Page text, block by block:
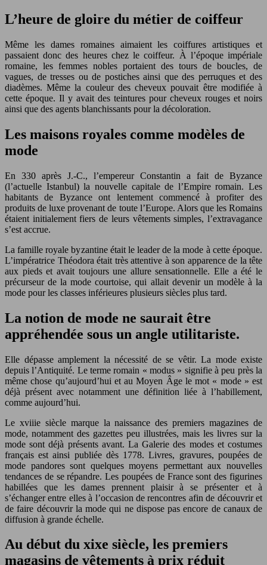
L’heure de gloire du métier de coiffeur
Même les dames romaines aimaient les coiffures artistiques et
passaient donc des heures chez le coiffeur. À l’époque impériale
romaine, les femmes nobles portaient des tours de boucles, de
vagues, de tresses ou de postiches ainsi que des perruques et des
diadèmes. Même la couleur des cheveux pouvait être modifiée à
cette époque. Il y avait des teintures pour cheveux rouges et noirs
ainsi que des agents blanchissants pour la décoloration.
Les maisons royales comme modèles de
mode
En 330 après J.-C., l’empereur Constantin a fait de Byzance
(l’actuelle Istanbul) la nouvelle capitale de l’Empire romain. Les
habitants de Byzance ont lentement commencé à profiter des
produits de luxe provenant de toute l’Europe. Alors que les Romains
étaient initialement fiers de leurs vêtements simples, l’extravagance
s’est accrue.
La famille royale byzantine était le leader de la mode à cette époque.
L’impératrice Théodora était très attentive à son apparence de la tête
aux pieds et avait toujours une allure sensationnelle. Elle a été le
précurseur de la mode courtoise, qui allait devenir un modèle à la
mode pour les classes inférieures plusieurs siècles plus tard.
La notion de mode ne saurait être
appréhendée sous un angle utilitariste.
Elle dépasse amplement la nécessité de se vêtir. La mode existe
depuis l’Antiquité. Le terme romain « modus » signifie à peu près la
même chose qu’aujourd’hui et au Moyen Âge le mot « mode » est
déjà présent avec notamment une définition liée à l’habillement,
comme aujourd’hui.
Le xviiie siècle marque la naissance des premiers magazines de
mode, notamment des gazettes peu illustrées, mais les livres sur la
mode sont déjà présents avant. La Galerie des modes et costumes
français est ainsi publiée dès 1778. Livres, gravures, poupées de
mode pandores sont quelques moyens permettant aux nouvelles
tendances de se répandre. Les poupées de France sont des figurines
habillées que les dames prennent plaisir à se présenter et à
s’échanger entre elles à l’occasion de rencontres afin de découvrir et
de faire découvrir la mode qui ne dispose pas encore de canaux de
diffusion à grande échelle.
Au début du xixe siècle, les premiers
magasins de vêtements à prix réduit